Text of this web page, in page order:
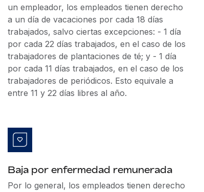
un empleador, los empleados tienen derecho
a un día de vacaciones por cada 18 días
trabajados, salvo ciertas excepciones: - 1 día
por cada 22 días trabajados, en el caso de los
trabajadores de plantaciones de té; y - 1 día
por cada 11 días trabajados, en el caso de los
trabajadores de periódicos. Esto equivale a
entre 11 y 22 días libres al año.
Baja por enfermedad remunerada
Por lo general, los empleados tienen derecho